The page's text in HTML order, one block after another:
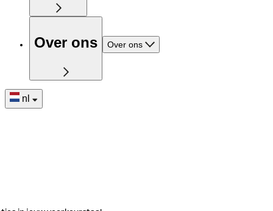
Over ons Over ons
nl